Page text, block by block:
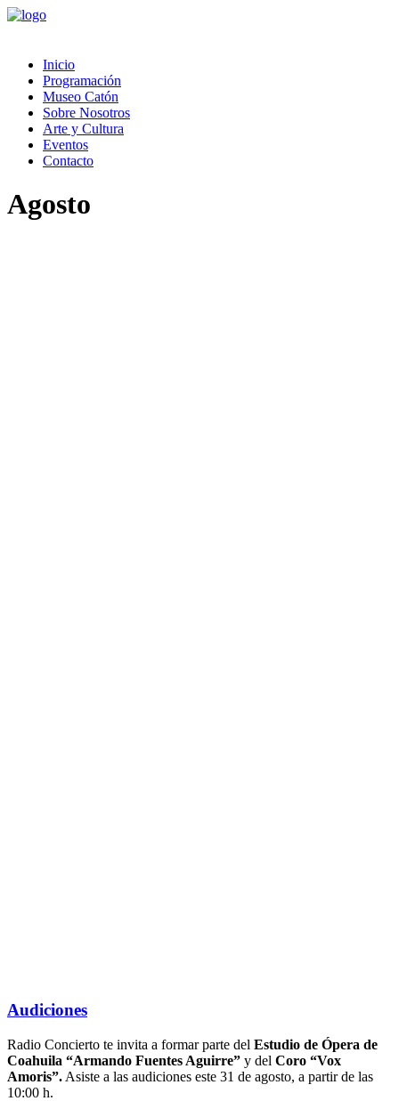
Inicio
Programación
Museo Catón
Sobre Nosotros
Arte y Cultura
Eventos
Contacto
Agosto
Audiciones
Radio Concierto te invita a formar parte del Estudio de Ópera de
Coahuila “Armando Fuentes Aguirre” y del Coro “Vox
Amoris”. Asiste a las audiciones este 31 de agosto, a partir de las
10:00 h.